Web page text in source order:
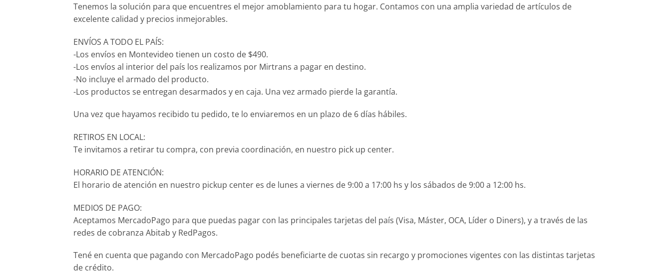
Tenemos la solución para que encuentres el mejor amoblamiento para tu hogar. Contamos con una amplia variedad de artículos de
excelente calidad y precios inmejorables.
ENVÍOS A TODO EL PAÍS:
-Los envíos en Montevideo tienen un costo de $490.
-Los envíos al interior del país los realizamos por Mirtrans a pagar en destino.
-No incluye el armado del producto.
-Los productos se entregan desarmados y en caja. Una vez armado pierde la garantía.
Una vez que hayamos recibido tu pedido, te lo enviaremos en un plazo de 6 días hábiles.
RETIROS EN LOCAL:
Te invitamos a retirar tu compra, con previa coordinación, en nuestro pick up center.
HORARIO DE ATENCIÓN:
El horario de atención en nuestro pickup center es de lunes a viernes de 9:00 a 17:00 hs y los sábados de 9:00 a 12:00 hs.
MEDIOS DE PAGO:
Aceptamos MercadoPago para que puedas pagar con las principales tarjetas del país (Visa, Máster, OCA, Líder o Diners), y a través de las
redes de cobranza Abitab y RedPagos.
Tené en cuenta que pagando con MercadoPago podés beneficiarte de cuotas sin recargo y promociones vigentes con las distintas tarjetas
de crédito.